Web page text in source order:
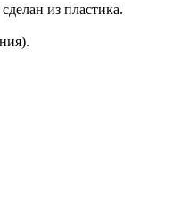
из пластика.